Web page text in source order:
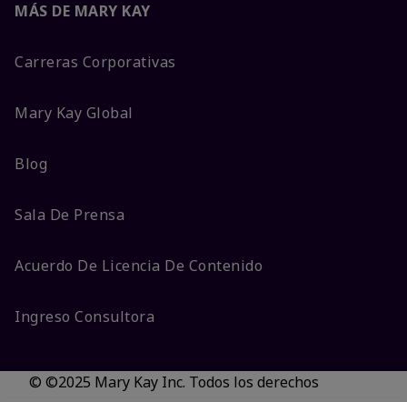
MÁS DE MARY KAY
Carreras Corporativas
Mary Kay Global
Blog
Sala De Prensa
Acuerdo De Licencia De Contenido
Ingreso Consultora
© ©2025 Mary Kay Inc. Todos los derechos